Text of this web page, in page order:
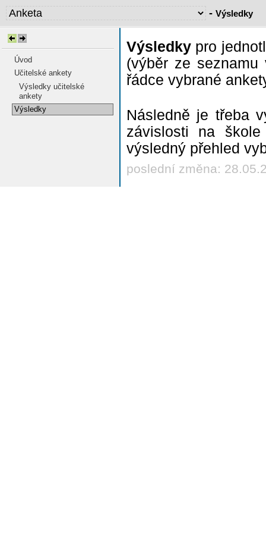
- Výsledky
Úvod
Učitelské ankety
Výsledky učitelské
ankety
Výsledky
Výsledky pro
(výběr ze
řádce vybrané
Následně je třeba
závislosti na
výsledný přehled
poslední změna: